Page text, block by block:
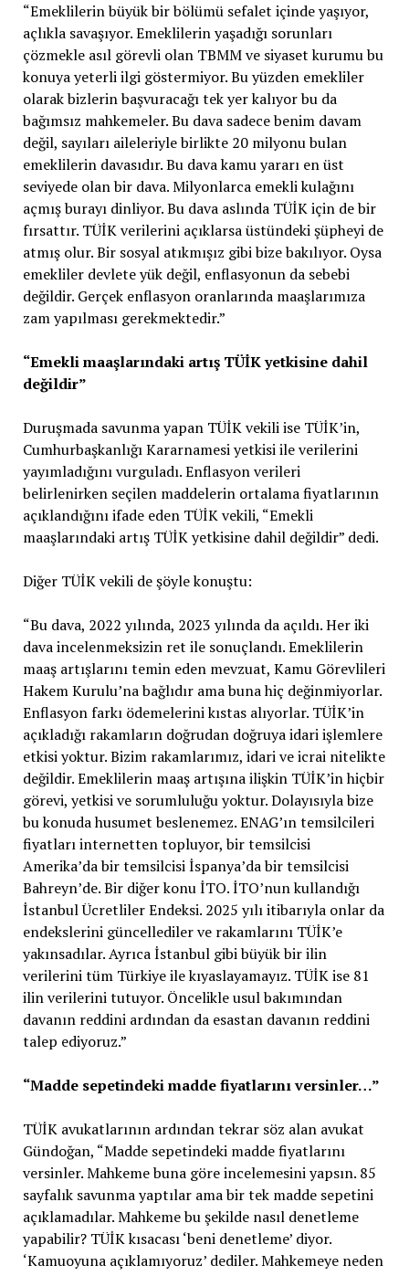
“Emeklilerin büyük bir bölümü sefalet içinde yaşıyor,
açlıkla savaşıyor. Emeklilerin yaşadığı sorunları
çözmekle asıl görevli olan TBMM ve siyaset kurumu bu
konuya yeterli ilgi göstermiyor. Bu yüzden emekliler
olarak bizlerin başvuracağı tek yer kalıyor bu da
bağımsız mahkemeler. Bu dava sadece benim davam
değil, sayıları aileleriyle birlikte 20 milyonu bulan
emeklilerin davasıdır. Bu dava kamu yararı en üst
seviyede olan bir dava. Milyonlarca emekli kulağını
açmış burayı dinliyor. Bu dava aslında TÜİK için de bir
fırsattır. TÜİK verilerini açıklarsa üstündeki şüpheyi de
atmış olur. Bir sosyal atıkmışız gibi bize bakılıyor. Oysa
emekliler devlete yük değil, enflasyonun da sebebi
değildir. Gerçek enflasyon oranlarında maaşlarımıza
zam yapılması gerekmektedir.”
“Emekli maaşlarındaki artış TÜİK yetkisine dahil
değildir”
Duruşmada savunma yapan TÜİK vekili ise TÜİK’in,
Cumhurbaşkanlığı Kararnamesi yetkisi ile verilerini
yayımladığını vurguladı. Enflasyon verileri
belirlenirken seçilen maddelerin ortalama fiyatlarının
açıklandığını ifade eden TÜİK vekili, “Emekli
maaşlarındaki artış TÜİK yetkisine dahil değildir” dedi.
Diğer TÜİK vekili de şöyle konuştu:
“Bu dava, 2022 yılında, 2023 yılında da açıldı. Her iki
dava incelenmeksizin ret ile sonuçlandı. Emeklilerin
maaş artışlarını temin eden mevzuat, Kamu Görevlileri
Hakem Kurulu’na bağlıdır ama buna hiç değinmiyorlar.
Enflasyon farkı ödemelerini kıstas alıyorlar. TÜİK’in
açıkladığı rakamların doğrudan doğruya idari işlemlere
etkisi yoktur. Bizim rakamlarımız, idari ve icrai nitelikte
değildir. Emeklilerin maaş artışına ilişkin TÜİK’in hiçbir
görevi, yetkisi ve sorumluluğu yoktur. Dolayısıyla bize
bu konuda husumet beslenemez. ENAG’ın temsilcileri
fiyatları internetten topluyor, bir temsilcisi
Amerika’da bir temsilcisi İspanya’da bir temsilcisi
Bahreyn’de. Bir diğer konu İTO. İTO’nun kullandığı
İstanbul Ücretliler Endeksi. 2025 yılı itibarıyla onlar da
endekslerini güncellediler ve rakamlarını TÜİK’e
yakınsadılar. Ayrıca İstanbul gibi büyük bir ilin
verilerini tüm Türkiye ile kıyaslayamayız. TÜİK ise 81
ilin verilerini tutuyor. Öncelikle usul bakımından
davanın reddini ardından da esastan davanın reddini
talep ediyoruz.”
“Madde sepetindeki madde fiyatlarını versinler…”
TÜİK avukatlarının ardından tekrar söz alan avukat
Gündoğan, “Madde sepetindeki madde fiyatlarını
versinler. Mahkeme buna göre incelemesini yapsın. 85
sayfalık savunma yaptılar ama bir tek madde sepetini
açıklamadılar. Mahkeme bu şekilde nasıl denetleme
yapabilir? TÜİK kısacası ‘beni denetleme’ diyor.
‘Kamuoyuna açıklamıyoruz’ dediler. Mahkemeye neden